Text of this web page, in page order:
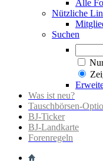
Alle
Nützliche
Suchen
Was ist neu?
Tauschbörsen-
BJ-Ticker
BJ-Landkarte
Forenregeln